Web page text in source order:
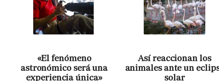
«El fenómeno
astronómico será una
experiencia única»
Así reaccionan los
animales ante un
solar